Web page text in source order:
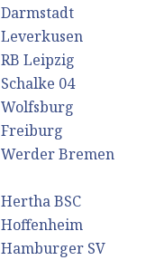
Darmstadt
Leverkusen
RB Leipzig
Schalke 04
Wolfsburg
Freiburg
Werder Bremen
Hertha BSC
Hoffenheim
Hamburger SV